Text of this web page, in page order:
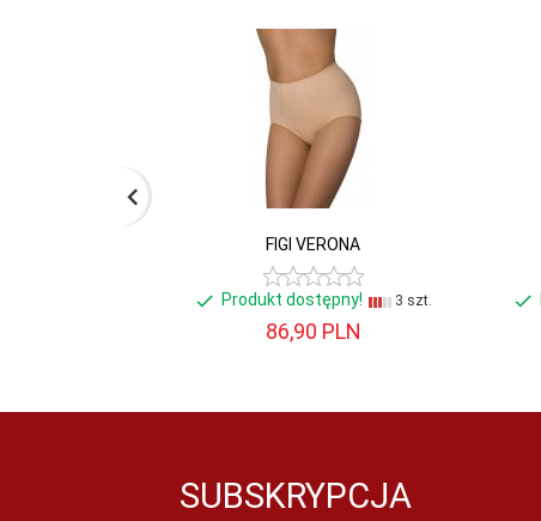
FIGI VERONA
Produkt dostępny! 3 szt.
86,90 PLN
SUBSKRYPCJA